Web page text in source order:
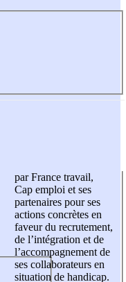
par France travail,
Cap emploi et ses
partenaires pour ses
actions concrètes en
faveur du recrutement,
de l’intégration et de
l’accompagnement de
ses collaborateurs en
situation de handicap.